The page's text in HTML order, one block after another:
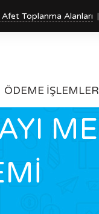
Afet Toplanma Alanları
ÖDEME